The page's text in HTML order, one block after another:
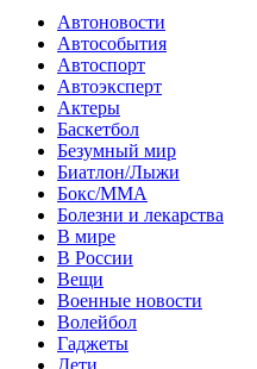
Автоновости
Автособытия
Автоспорт
Автоэксперт
Актеры
Баскетбол
Безумный мир
Биатлон/Лыжи
Бокс/MMA
Болезни и лекарства
В мире
В России
Вещи
Военные новости
Волейбол
Гаджеты
Дети